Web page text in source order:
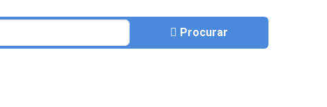
Procurar